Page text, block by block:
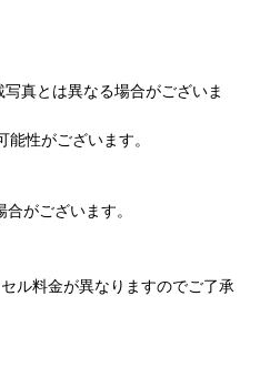
真とは異なる場合がございま
性がございます。
がございます。
ル料金が異なりますのでご了承